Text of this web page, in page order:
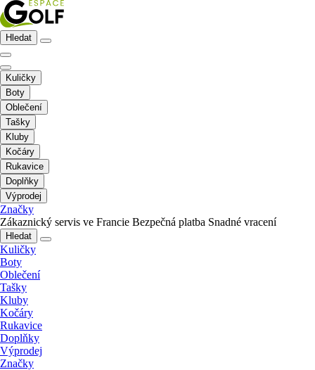
Hledat
Kuličky
Boty
Oblečení
Tašky
Kluby
Kočáry
Rukavice
Doplňky
Výprodej
Značky
Zákaznický servis ve Francie Bezpečná platba Snadné vracení
Hledat
Kuličky
Boty
Oblečení
Tašky
Kluby
Kočáry
Rukavice
Doplňky
Výprodej
Značky